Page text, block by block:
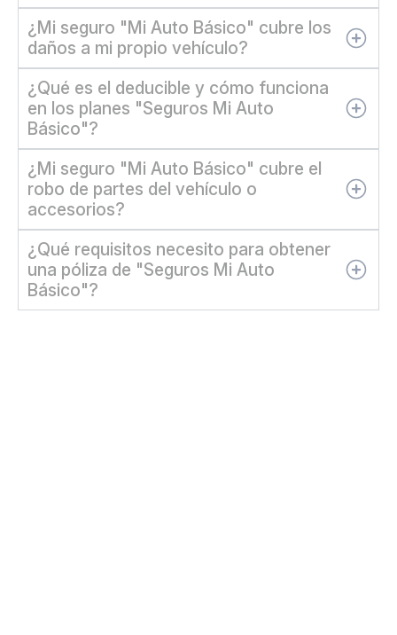
¿Mi seguro "Mi Auto Básico" cubre los
daños a mi propio vehículo?
¿Qué es el deducible y cómo funciona
en los planes "Seguros Mi Auto
Básico"?
¿Mi seguro "Mi Auto Básico" cubre el
robo de partes del vehículo o
accesorios?
¿Qué requisitos necesito para obtener
una póliza de "Seguros Mi Auto
Básico"?